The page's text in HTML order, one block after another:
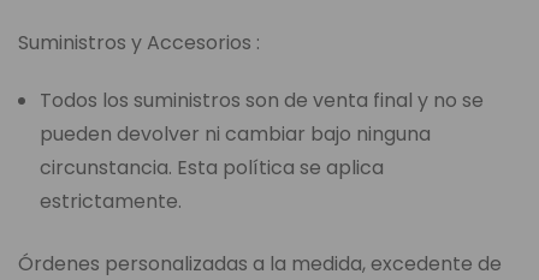
Suministros y Accesorios :
Todos los suministros son de venta final y no se
pueden devolver ni cambiar bajo ninguna
circunstancia. Esta política se aplica
estrictamente.
Órdenes personalizadas a la medida, excedente de